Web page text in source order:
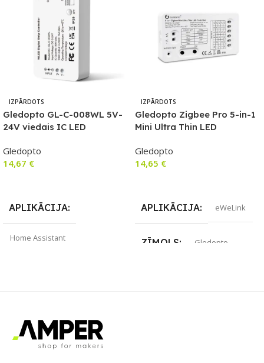
IZPĀRDOTS
Gledopto GL-C-008WL 5V-
24V viedais IC LED
programmaparatūra)
Gledopto
14,67 €
APLIKĀCIJA
Home Assistant
PIEEJAMS UZREIZ
IZPĀRDOTS
Gledopto Zigbee Pro 5-in-1
Mini Ultra Thin LED
24V DC
Gledopto
14,65 €
APLIKĀCIJA eWeLink
ZĪMOLS Gledopto